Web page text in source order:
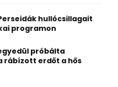
hullócsillagait
programon
próbálta
rábízott erdőt a hős